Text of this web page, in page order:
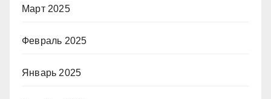
Март 2025
Февраль 2025
Январь 2025